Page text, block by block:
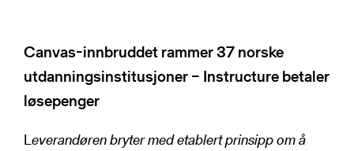
Kontakt oss
Canvas-innbruddet rammer 37 norske
utdanningsinstitusjoner – Instructure betaler
løsepenger
Leverandøren bryter med etablert prinsipp om å